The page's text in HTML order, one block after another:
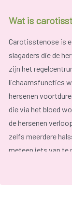
Wat is
Carotisstenose is
slagaders die de
zijn het
lichaamsfuncties
hersenen
die via het bloed
de hersenen
zelfs meerdere
meteen iets van te